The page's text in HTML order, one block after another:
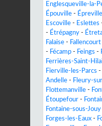
Englesqueville-la-
Épouville -
Escoville - Eslettes
- Étrépagny -
Falaise - Fallencourt
- Fécamp - Feings -
Ferrières-Saint-
Fierville-les-Parcs -
Andelle - Fleury-
Flottemanville -
Étoupefour -
Fontaine-sous-Jouy
Forges-les-Eaux -